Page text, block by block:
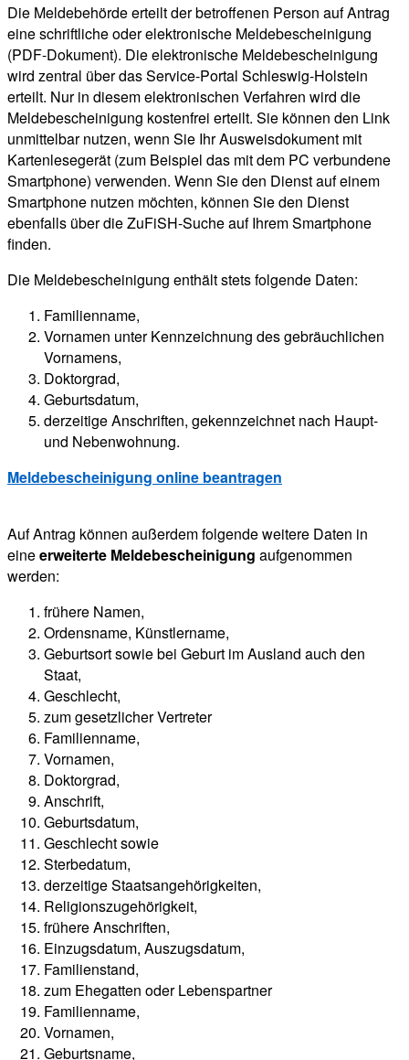
Die Meldebehörde erteilt der betroffenen Person auf Antrag
eine schriftliche oder elektronische Meldebescheinigung
(PDF-Dokument). Die elektronische Meldebescheinigung
wird zentral über das Service-Portal Schleswig-Holstein
erteilt. Nur in diesem elektronischen Verfahren wird die
Meldebescheinigung kostenfrei erteilt. Sie können den Link
unmittelbar nutzen, wenn Sie Ihr Ausweisdokument mit
Kartenlesegerät (zum Beispiel das mit dem PC verbundene
Smartphone) verwenden. Wenn Sie den Dienst auf einem
Smartphone nutzen möchten, können Sie den Dienst
ebenfalls über die ZuFiSH-Suche auf Ihrem Smartphone
finden.
Die Meldebescheinigung enthält stets folgende Daten:
Familienname,
Vornamen unter Kennzeichnung des gebräuchlichen
Vornamens,
Doktorgrad,
Geburtsdatum,
derzeitige Anschriften, gekennzeichnet nach Haupt-
und Nebenwohnung.
Meldebescheinigung online beantragen
Auf Antrag können außerdem folgende weitere Daten in
eineerweiterte Meldebescheinigung aufgenommen
werden:
frühere Namen,
Ordensname, Künstlername,
Geburtsort sowie bei Geburt im Ausland auch den
Staat,
Geschlecht,
zum gesetzlicher Vertreter
Familienname,
Vornamen,
Doktorgrad,
Anschrift,
Geburtsdatum,
Geschlecht sowie
Sterbedatum,
derzeitige Staatsangehörigkeiten,
Religionszugehörigkeit,
frühere Anschriften,
Einzugsdatum, Auszugsdatum,
Familienstand,
zum Ehegatten oder Lebenspartner
Familienname,
Vornamen,
Geburtsname,